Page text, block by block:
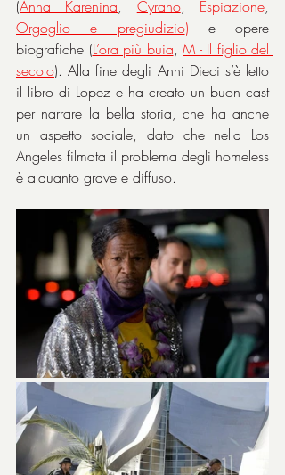
(Anna Karenina, Cyrano, Espiazione
Orgoglio e pregiudizio) e opere
biografiche (L’ora più buia, M - Il figlio del
secolo). Alla fine degli Anni Dieci s’è letto
il libro di Lopez e ha creato un buon cast
per narrare la bella storia, che ha anche
un aspetto sociale, dato che nella Los
Angeles filmata il problema degli homeless
è alquanto grave e diffuso.